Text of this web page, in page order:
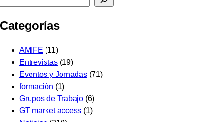
Categorías
AMIFE (11)
Entrevistas (19)
Eventos y Jornadas (71)
formación (1)
Grupos de Trabajo (6)
GT market access (1)